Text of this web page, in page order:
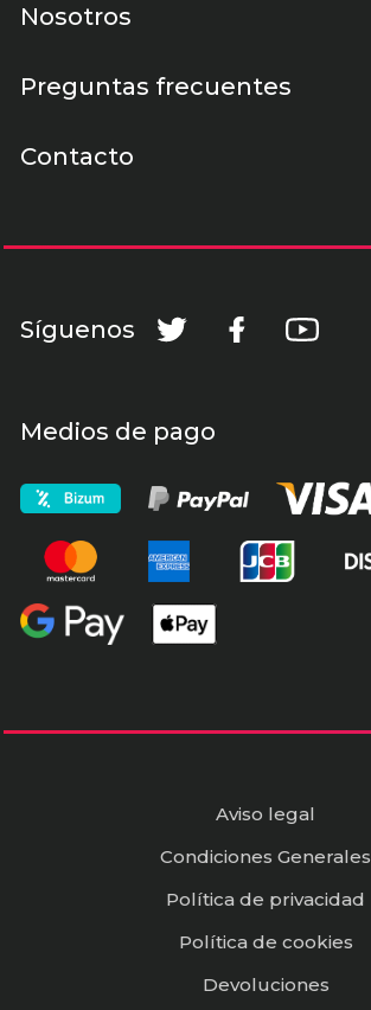
Nosotros
Preguntas frecuentes
Contacto
Síguenos
Medios de pago
Aviso legal
Condiciones Generales
Política de privacidad
Política de cookies
Devoluciones